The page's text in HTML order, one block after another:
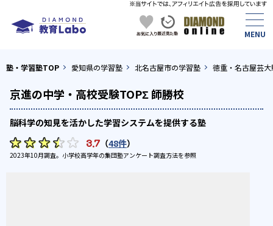
塾・学習塾TOP 愛知県の学習塾 北名古屋市の学習塾 徳重・名古屋芸
京進の中学・高校受験TOPΣ 師勝校
脳科学の知見を活かした学習システムを提供する塾
3.7 （48件）
2023年10月調査。 小学校高学年の集団塾アンケート調査方法を参照